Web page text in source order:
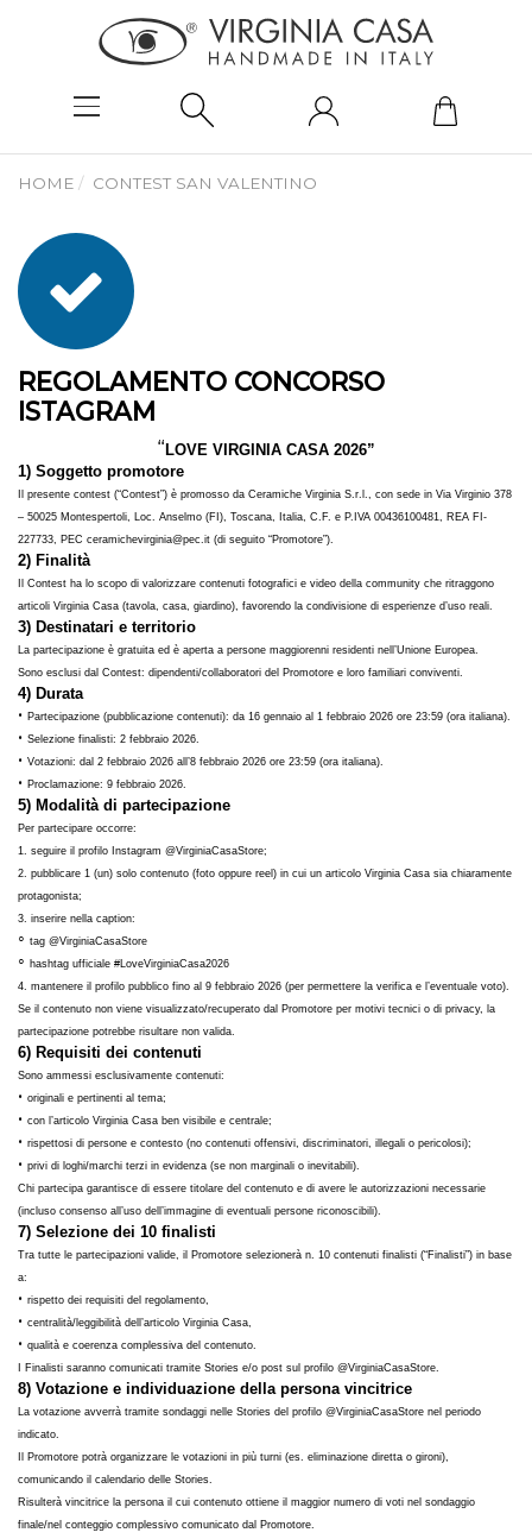
HOME CONTEST SAN VALENTINO
REGOLAMENTO CONCORSO
ISTAGRAM
“ LOVE VIRGINIA CASA 2026”
1) Soggetto promotore
Il presente contest (“Contest”) è promosso da Ceramiche Virginia S.r.l., con sede in Via Virginio 378
– 50025 Montespertoli, Loc. Anselmo (FI), Toscana, Italia, C.F. e P.IVA 00436100481, REA FI-
227733, PEC ceramichevirginia@pec.it (di seguito “Promotore”).
2) Finalità
Il Contest ha lo scopo di valorizzare contenuti fotografici e video della community che ritraggono
articoli Virginia Casa (tavola, casa, giardino), favorendo la condivisione di esperienze d’uso reali.
3) Destinatari e territorio
La partecipazione è gratuita ed è aperta a persone maggiorenni residenti nell’Unione Europea.
Sono esclusi dal Contest: dipendenti/collaboratori del Promotore e loro familiari conviventi.
4) Durata
• Partecipazione (pubblicazione contenuti): da 16 gennaio al 1 febbraio 2026 ore 23:59 (ora italiana).
• Selezione finalisti: 2 febbraio 2026.
• Votazioni: dal 2 febbraio 2026 all’8 febbraio 2026 ore 23:59 (ora italiana).
• Proclamazione: 9 febbraio 2026.
5) Modalità di partecipazione
Per partecipare occorre:
1. seguire il profilo Instagram @VirginiaCasaStore;
2. pubblicare 1 (un) solo contenuto (foto oppure reel) in cui un articolo Virginia Casa sia chiaramente
protagonista;
3. inserire nella caption:
◦ tag @VirginiaCasaStore
◦ hashtag ufficiale #LoveVirginiaCasa2026
4. mantenere il profilo pubblico fino al 9 febbraio 2026 (per permettere la verifica e l’eventuale voto).
Se il contenuto non viene visualizzato/recuperato dal Promotore per motivi tecnici o di privacy, la
partecipazione potrebbe risultare non valida.
6) Requisiti dei contenuti
Sono ammessi esclusivamente contenuti:
• originali e pertinenti al tema;
• con l’articolo Virginia Casa ben visibile e centrale;
• rispettosi di persone e contesto (no contenuti offensivi, discriminatori, illegali o pericolosi);
• privi di loghi/marchi terzi in evidenza (se non marginali o inevitabili).
Chi partecipa garantisce di essere titolare del contenuto e di avere le autorizzazioni necessarie
(incluso consenso all’uso dell’immagine di eventuali persone riconoscibili).
7) Selezione dei 10 finalisti
Tra tutte le partecipazioni valide, il Promotore selezionerà n. 10 contenuti finalisti (“Finalisti”) in base
a:
• rispetto dei requisiti del regolamento,
• centralità/leggibilità dell’articolo Virginia Casa,
• qualità e coerenza complessiva del contenuto.
I Finalisti saranno comunicati tramite Stories e/o post sul profilo @VirginiaCasaStore.
8) Votazione e individuazione della persona vincitrice
La votazione avverrà tramite sondaggi nelle Stories del profilo @VirginiaCasaStore nel periodo
indicato.
Il Promotore potrà organizzare le votazioni in più turni (es. eliminazione diretta o gironi),
comunicando il calendario delle Stories.
Risulterà vincitrice la persona il cui contenuto ottiene il maggior numero di voti nel sondaggio
finale/nel conteggio complessivo comunicato dal Promotore.